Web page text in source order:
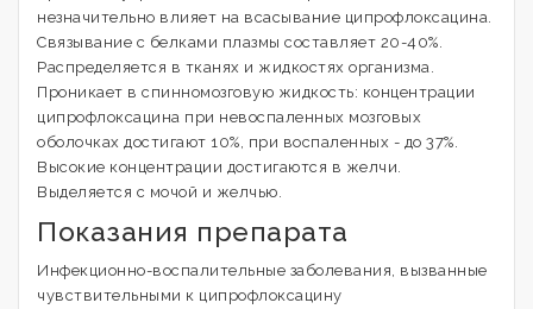
незначительно влияет на всасывание ципрофлоксацина.
Связывание с белками плазмы составляет 20-40%.
Распределяется в тканях и жидкостях организма.
Проникает в спинномозговую жидкость: концентрации
ципрофлоксацина при невоспаленных мозговых
оболочках достигают 10%, при воспаленных - до 37%.
Высокие концентрации достигаются в желчи.
Выделяется с мочой и желчью.
Показания препарата
Инфекционно-воспалительные заболевания, вызванные
чувствительными к ципрофлоксацину